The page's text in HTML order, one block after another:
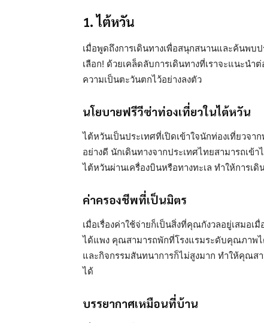
1. ไต้หวัน
เมื่อพูดถึงการเดินทางเพื่อสนุกสนานและค้นพบ
เลือก! ด้วยเคล็ดลับการเดินทางที่เราจะแนะน
ความเป็นตะวันตกไว้อย่างลงตัว
นโยบายฟรีวีซ่าท่องเที่ยวในไต้หวัน
ไต้หวันเป็นประเทศที่เปิดเข้าใจนักท่องเที่ยวจ
อย่างดี นักเดินทางจากประเทศไทยสามารถเข้
ไต้หวันผ่านเครื่องบินหรือทางทะเล ทำให้การเดิ
ค่าครองชีพที่เป็นมิตร
เมื่อเรื่องค่าใช้จ่ายก็เป็นสิ่งที่คุณกังวลอยู่เสมอเ
ได้แพง คุณสามารถพักที่โรงแรมระดับคุณภาพ
และกิจกรรมสันทนาการก็ไม่สูงมาก ทำให้คุณ
ได้
บรรยากาศเหมือนที่บ้าน